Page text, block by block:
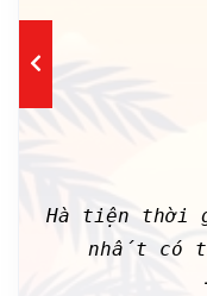
Hà tiện thời
nhất có